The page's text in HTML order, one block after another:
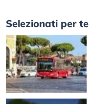
Selezionati per te